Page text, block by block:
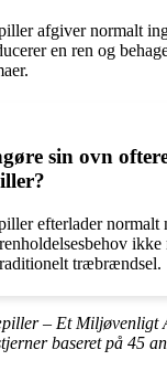
afgiver normalt
en ren og
sin ovn
efterlader normalt
træbrændsel.
– Et Miljøvenligt
baseret på 45